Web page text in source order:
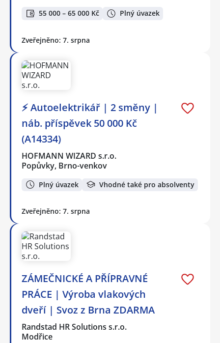
55 000 – 65 000 Kč Plný úvazek
Zveřejněno: 7. srpna
⚡ Autoelektrikář | 2 směny |
náb. příspěvek 50 000 Kč
(A14334)
HOFMANN WIZARD s.r.o.
Popůvky, Brno-venkov
Plný úvazek Vhodné také pro absolventy
Zveřejněno: 7. srpna
ZÁMEČNICKÉ A PŘÍPRAVNÉ
PRÁCE | Výroba vlakových
dveří | Svoz z Brna ZDARMA
Randstad HR Solutions s.r.o.
Modřice